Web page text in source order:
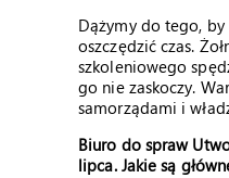
Dążymy do tego,
oszczędzić czas.
szkoleniowego
go nie zaskoczy.
samorządami i
Biuro do spraw
lipca. Jakie są